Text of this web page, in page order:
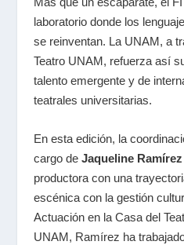
laboratorio donde los
se reinventan. La UNAM, a
Teatro UNAM, refuerza así
talento emergente y de
teatrales universitarias.
En esta edición, la
cargo de Jaqueline
productora con una
escénica con la gestión
Actuación en la Casa del
UNAM, Ramírez ha